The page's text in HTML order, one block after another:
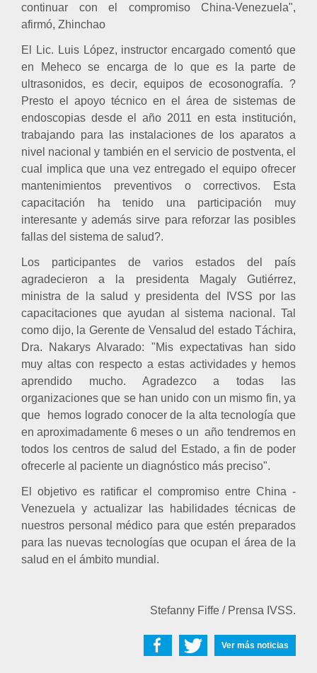
continuar con el compromiso China-Venezuela",
afirmó, Zhinchao
El Lic. Luis López, instructor encargado comentó que
en Meheco se encarga de lo que es la parte de
ultrasonidos, es decir, equipos de ecosonografía. ?
Presto el apoyo técnico en el área de sistemas de
endoscopias desde el año 2011 en esta institución,
trabajando para las instalaciones de los aparatos a
nivel nacional y también en el servicio de postventa, el
cual implica que una vez entregado el equipo ofrecer
mantenimientos preventivos o correctivos. Esta
capacitación ha tenido una participación muy
interesante y además sirve para reforzar las posibles
fallas del sistema de salud?.
Los participantes de varios estados del país
agradecieron a la presidenta Magaly Gutiérrez,
ministra de la salud y presidenta del IVSS por las
capacitaciones que ayudan al sistema nacional. Tal
como dijo, la Gerente de Vensalud del estado Táchira,
Dra. Nakarys Alvarado: "Mis expectativas han sido
muy altas con respecto a estas actividades y hemos
aprendido mucho. Agradezco a todas las
organizaciones que se han unido con un mismo fin, ya
que
hemos logrado conocer de la alta tecnología que
en aproximadamente 6 meses o un año tendremos en
todos los centros de salud del Estado, a fin de poder
ofrecerle al paciente un diagnóstico más preciso".
El objetivo es ratificar el compromiso entre China -
Venezuela y actualizar las habilidades técnicas de
nuestros personal médico para que estén preparados
para las nuevas tecnologías que ocupan el área de la
salud en el ámbito mundial.
Stefanny Fiffe / Prensa IVSS.
Ver más noticias